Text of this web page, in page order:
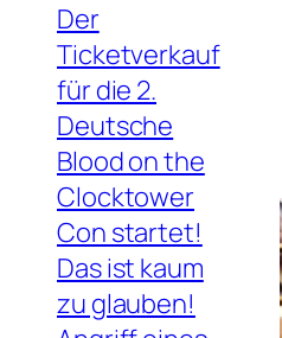
Der
Ticketverkauf
für die 2.
Deutsche
Blood on the
Clocktower
Con startet!
Das ist kaum
zu glauben!